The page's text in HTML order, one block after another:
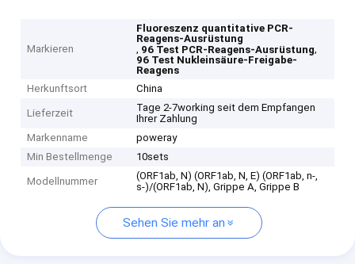
Markieren
Fluoreszenz quantitative PCR-
Reagens-Ausrüstung
, 96 Test PCR-Reagens-Ausrüstung,
96 Test Nukleinsäure-Freigabe-
Reagens
Herkunftsort
China
Lieferzeit
Tage 2-7working seit dem Empfangen
Ihrer Zahlung
Markenname
poweray
Min Bestellmenge
10sets
Modellnummer
(ORF1ab, N) (ORF1ab, N, E) (ORF1ab, n-,
s-)/(ORF1ab, N), Grippe A, Grippe B
Sehen Sie mehr an